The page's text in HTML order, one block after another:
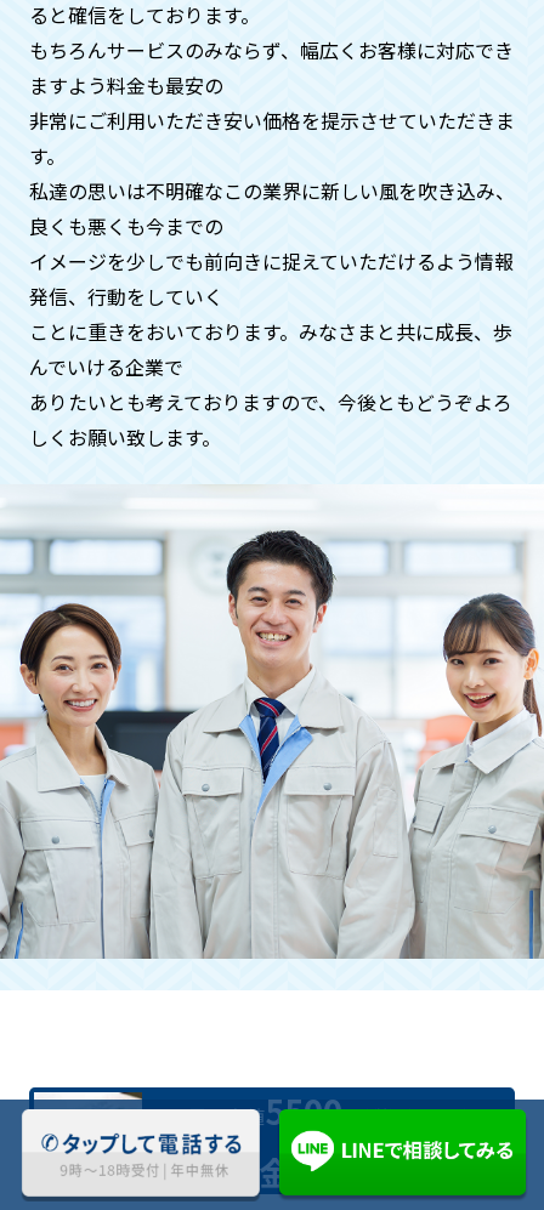
はい。何時、どこで、どのお寺の方が供
養してくれたかの証明証を郵送させてい
ただいておりますのでご安心くださいま
せ。
急ぎで何とかしてほしいのです
が、、、
ご安心ください。基本即日対応いたして
おります。時間帯も遅くてもご希望でし
たらお伺いさせていただきます（深夜料
金などはかかりません）
供養に関することは、全般的にお受けい
たしておりますのでご安心くださいま
立ち合いが難しい場合も引き受けて
いただけますか？
はい。お時間を作るのが難しい方にも快
く対応させていただきます。
お問い合わせくださいませ。
ると確信をしております。
もちろんサービスのみならず、幅広くお客様に対応でき
ますよう料金も最安の
非常にご利用いただき安い価格を提示させていただきま
す。
私達の思いは不明確なこの業界に新しい風を吹き込み、
良くも悪くも今までの
イメージを少しでも前向きに捉えていただけるよう情報
発信、⾏動をしていく
ことに重きをおいております。みなさまと共に成⻑、歩
んでいける企業で
ありたいとも考えておりますので、今後ともどうぞよろ
しくお願い致します。
業界最安値5500円(税込)〜対応
料金について